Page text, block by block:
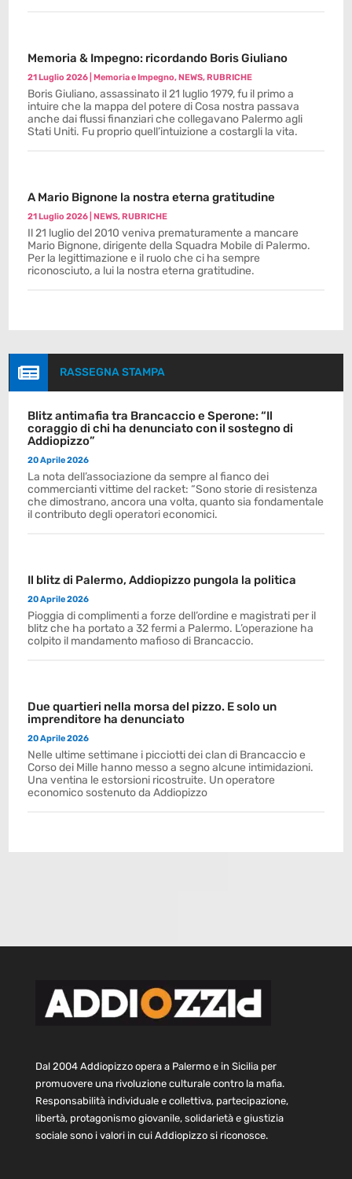
Memoria & Impegno: ricordando Boris Giuliano
21 Luglio 2026 |Memoria e Impegno,NEWS,RUBRICHE
Boris Giuliano, assassinato il 21 luglio 1979, fu il primo a
intuire che la mappa del potere di Cosa nostra passava
anche dai flussi finanziari che collegavano Palermo agli
Stati Uniti. Fu proprio quell’intuizione a costargli la vita.
A Mario Bignone la nostra eterna gratitudine
21 Luglio 2026 |NEWS,RUBRICHE
Il 21 luglio del 2010 veniva prematuramente a mancare
Mario Bignone, dirigente della Squadra Mobile di Palermo.
Per la legittimazione e il ruolo che ci ha sempre
riconosciuto, a lui la nostra eterna gratitudine.
 RASSEGNA STAMPA
Blitz antimafia tra Brancaccio e Sperone: “Il
coraggio di chi ha denunciato con il sostegno di
Addiopizzo”
20 Aprile 2026
La nota dell’associazione da sempre al fianco dei
commercianti vittime del racket: “Sono storie di resistenza
che dimostrano, ancora una volta, quanto sia fondamentale
il contributo degli operatori economici.
Il blitz di Palermo, Addiopizzo pungola la politica
20 Aprile 2026
Pioggia di complimenti a forze dell’ordine e magistrati per il
blitz che ha portato a 32 fermi a Palermo. L’operazione ha
colpito il mandamento mafioso di Brancaccio.
Due quartieri nella morsa del pizzo. E solo un
imprenditore ha denunciato
20 Aprile 2026
Nelle ultime settimane i picciotti dei clan di Brancaccio e
Corso dei Mille hanno messo a segno alcune intimidazioni.
Una ventina le estorsioni ricostruite. Un operatore
economico sostenuto da Addiopizzo
Dal 2004 Addiopizzo opera a Palermo e in Sicilia per
promuovere una rivoluzione culturale contro la mafia.
Responsabilità individuale e collettiva, partecipazione,
libertà, protagonismo giovanile, solidarietà e giustizia
sociale sono i valori in cui Addiopizzo si riconosce.